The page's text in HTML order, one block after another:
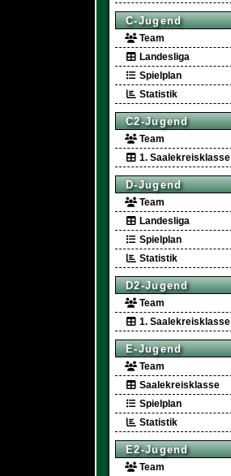
C-Jugend
Team
Landesliga
Spielplan
Statistik
C2-Jugend
Team
1. Saalekreisklasse
D-Jugend
Team
Landesliga
Spielplan
Statistik
D2-Jugend
Team
1. Saalekreisklasse
E-Jugend
Team
Saalekreisklasse
Spielplan
Statistik
E2-Jugend
Team